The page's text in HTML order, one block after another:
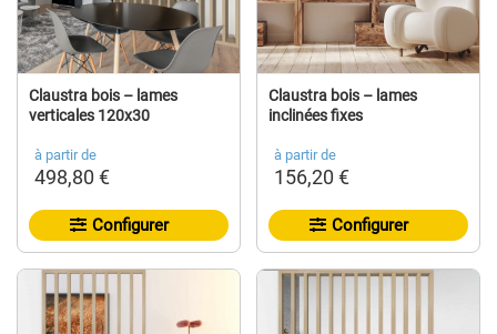
Claustra bois – lames
verticales 120x30
à partir de
498,80 €
Configurer
Claustra bois – lames
inclinées fixes
à partir de
156,20 €
Configurer